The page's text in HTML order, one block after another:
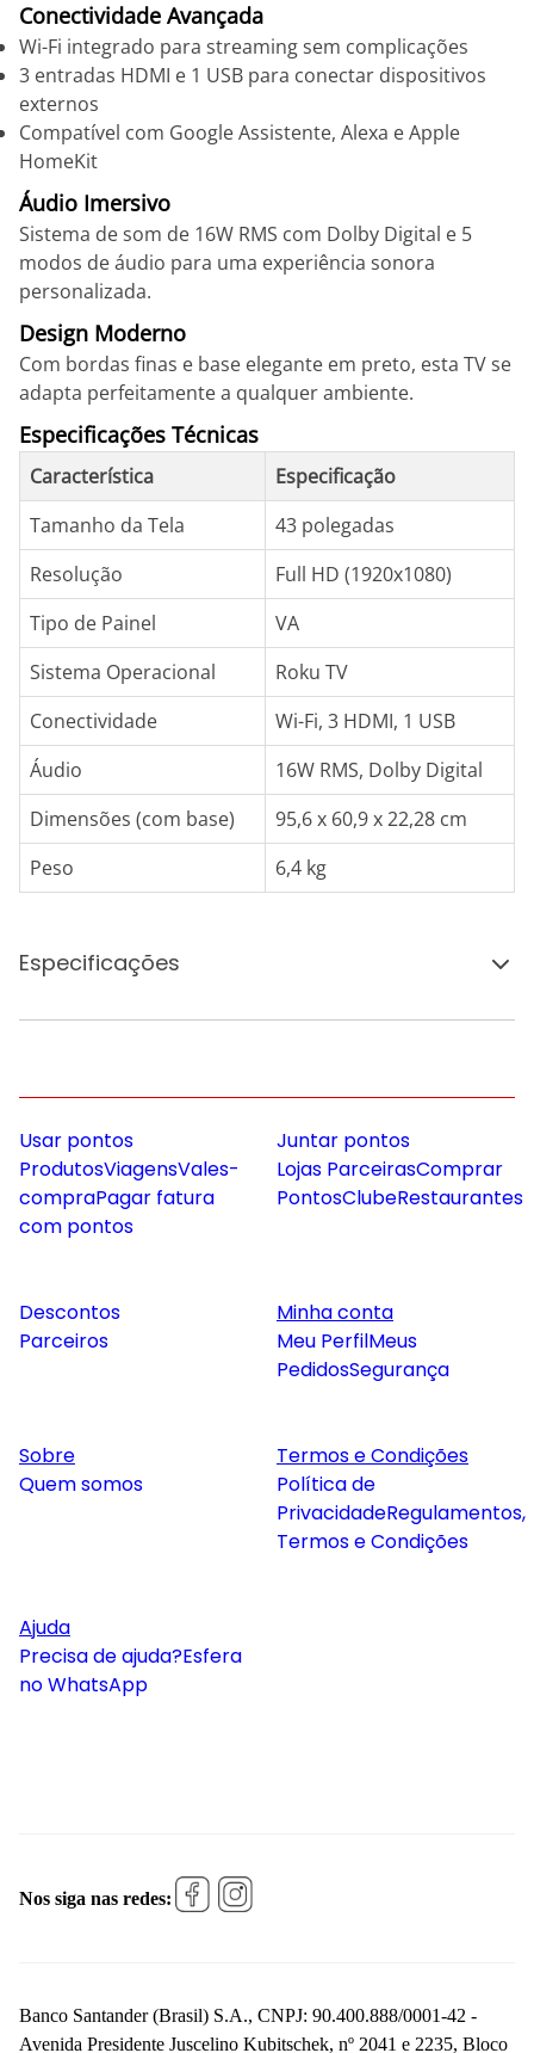
Conectividade Avançada
Wi-Fi integrado para streaming sem complicações
3 entradas HDMI e 1 USB para conectar dispositivos
externos
Compatível com Google Assistente, Alexa e Apple
HomeKit
Áudio Imersivo
Sistema de som de 16W RMS com Dolby Digital e 5
modos de áudio para uma experiência sonora
personalizada.
Design Moderno
Com bordas finas e base elegante em preto, esta TV se
adapta perfeitamente a qualquer ambiente.
Especificações Técnicas
Característica
Especificação
Tamanho da Tela
43 polegadas
Resolução
Full HD (1920x1080)
Tipo de Painel
VA
Sistema Operacional
Roku TV
Conectividade
Wi-Fi, 3 HDMI, 1 USB
Áudio
16W RMS, Dolby Digital
Dimensões (com base)
95,6 x 60,9 x 22,28 cm
Peso
6,4 kg
Especificações
Usar pontos
ProdutosViagensVales-
compraPagar fatura
com pontos
Juntar pontos
Lojas ParceirasComprar
PontosClubeRestaurantes
Descontos
Parceiros
Minha conta
Meu PerfilMeus
PedidosSegurança
Sobre
Quem somos
Termos e Condições
Política de
PrivacidadeRegulamentos,
Termos e Condições
Ajuda
Precisa de ajuda?Esfera
no WhatsApp
Nos siga nas redes:
Banco Santander (Brasil) S.A., CNPJ: 90.400.888/0001-42 -
Avenida Presidente Juscelino Kubitschek, nº 2041 e 2235, Bloco